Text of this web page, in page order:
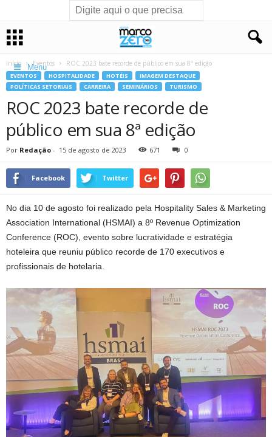
Menu
Início Eventos ROC 2023 bate recorde de público em sua 8ª edição
EVENTOS HOSPITALIDADE HOTÉIS
IMAGEM DESTAQUE
POLÍTICAS SETORIAIS
CARREIRA SEMINÁRIOS TURISMO
ROC 2023 bate recorde de
público em sua 8ª edição
Por Redação - 15 de agosto de 2023 671 0
Facebook Twitter
No dia 10 de agosto foi realizado pela Hospitality Sales & Marketing
Association International (HSMAI) a 8º Revenue Optimization
Conference (ROC), evento sobre lucratividade e estratégia
hoteleira que reuniu público recorde de 170 executivos e
profissionais de hotelaria.